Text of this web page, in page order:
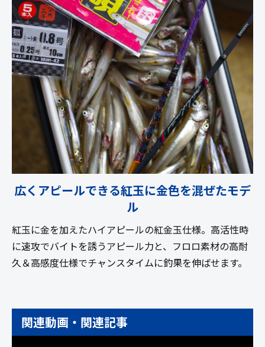
広くアピールできる紅玉に金色を混ぜたモデ
ル
紅玉に金を加えたハイアピールの紅金玉仕様。高活性時
に速攻でバイトを誘うアピール力と、フロロ素材の高耐
久＆高感度仕様でチャンスタイムに釣果を伸ばせます。
関連動画・関連記事